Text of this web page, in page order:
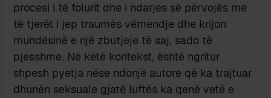
procesi i të folurit dhe i ndarjes së përvojës me
të tjerët i jep traumës vëmendje dhe krijon
mundësinë e një zbutjeje të saj, sado të
pjesshme. Në këtë kontekst, është ngritur
shpesh pyetja nëse ndonjë autore që ka trajtuar
dhunën seksuale gjatë luftës ka qenë vetë e